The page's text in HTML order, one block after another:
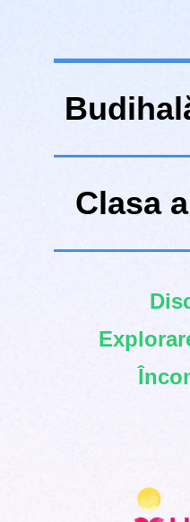
Clasa